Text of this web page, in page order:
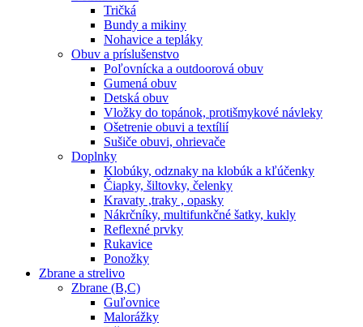
Tričká
Bundy a mikiny
Nohavice a tepláky
Obuv a príslušenstvo
Poľovnícka a outdoorová obuv
Gumená obuv
Detská obuv
Vložky do topánok, protišmykové návleky
Ošetrenie obuvi a textílií
Sušiče obuvi, ohrievače
Doplnky
Klobúky, odznaky na klobúk a kľúčenky
Čiapky, šiltovky, čelenky
Kravaty ,traky , opasky
Nákrčníky, multifunkčné šatky, kukly
Reflexné prvky
Rukavice
Ponožky
Zbrane a strelivo
Zbrane (B,C)
Guľovnice
Malorážky